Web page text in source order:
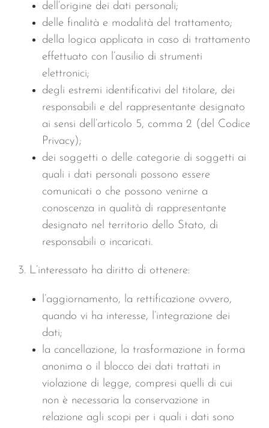
dell’origine dei dati personali;
delle finalità e modalità del trattamento;
della logica applicata in caso di trattamento
effettuato con l’ausilio di strumenti
elettronici;
degli estremi identificativi del titolare, dei
responsabili e del rappresentante designato
ai sensi dell’articolo 5, comma 2 (del Codice
Privacy);
dei soggetti o delle categorie di soggetti ai
quali i dati personali possono essere
comunicati o che possono venirne a
conoscenza in qualità di rappresentante
designato nel territorio dello Stato, di
responsabili o incaricati.
3. L’interessato ha diritto di ottenere:
l’aggiornamento, la rettificazione ovvero,
quando vi ha interesse, l’integrazione dei
dati;
la cancellazione, la trasformazione in forma
anonima o il blocco dei dati trattati in
violazione di legge, compresi quelli di cui
non è necessaria la conservazione in
relazione agli scopi per i quali i dati sono